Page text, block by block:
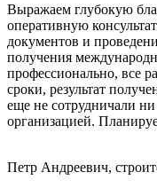
Выражаем глубокую
оперативную
документов и
получения
профессионально, все
сроки, результат
еще не сотрудничали
организацией.
Петр Андреевич,